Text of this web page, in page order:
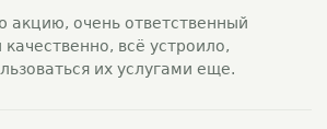
очень ответственный
всё устроило,
их услугами еще.